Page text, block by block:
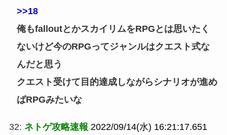
>>18
俺もfalloutとかスカイリムをRPGとは思いたく
ないけど今のRPGってジャンルはクエスト式な
んだと思う
クエスト受けて目的達成しながらシナリオが進め
ばRPGみたいな
32: ネトゲ攻略速報 2022/09/14(水) 16:21:17.651